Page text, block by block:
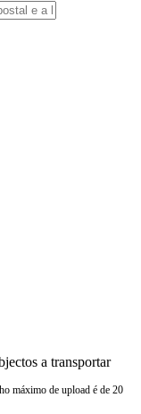
a transportar
máximo de upload é de 20